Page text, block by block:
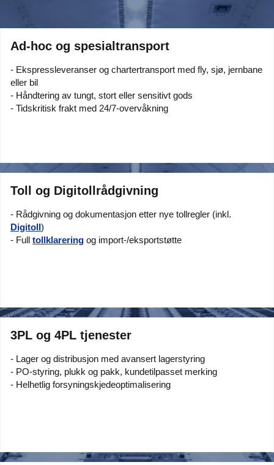
Ad-hoc og spesialtransport
- Ekspressleveranser og chartertransport med fly, sjø, jernbane
eller bil
- Håndtering av tungt, stort eller sensitivt gods
- Tidskritisk frakt med 24/7-overvåkning
Toll og Digitollrådgivning
- Rådgivning og dokumentasjon etter nye tollregler (inkl.
Digitoll)
- Full tollklarering og import-/eksportstøtte
3PL og 4PL tjenester
- Lager og distribusjon med avansert lagerstyring
- PO-styring, plukk og pakk, kundetilpasset merking
- Helhetlig forsyningskjedeoptimalisering